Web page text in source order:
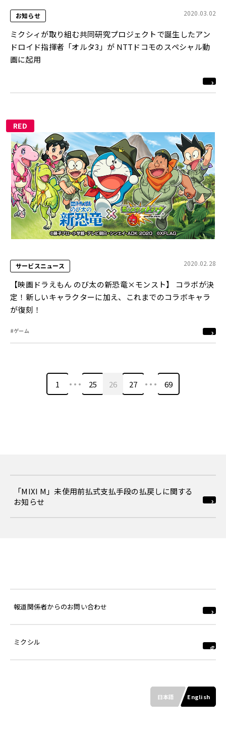
お知らせ 2020.03.02
ミクシィが取り組む共同研究プロジェクトで誕生したアン
ドロイド指揮者「オルタ3」が NTTドコモのスペシャル動
画に起用
RED
サービスニュース 2020.02.28
【映画ドラえもん のび太の新恐竜×モンスト】 コラボが決
定！新しいキャラクターに加え、これまでのコラボキャラ
が復刻！
#ゲーム
1 … 25 26 27 … 69
「MIXI M」未使用前払式支払手段の払戻しに関する
お知らせ
報道関係者からのお問い合わせ
ミクシル
日本語 English